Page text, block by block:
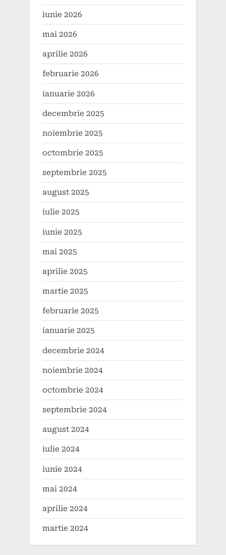
iunie 2026
mai 2026
aprilie 2026
februarie 2026
ianuarie 2026
decembrie 2025
noiembrie 2025
octombrie 2025
septembrie 2025
august 2025
iulie 2025
iunie 2025
mai 2025
aprilie 2025
martie 2025
februarie 2025
ianuarie 2025
decembrie 2024
noiembrie 2024
octombrie 2024
septembrie 2024
august 2024
iulie 2024
iunie 2024
mai 2024
aprilie 2024
martie 2024